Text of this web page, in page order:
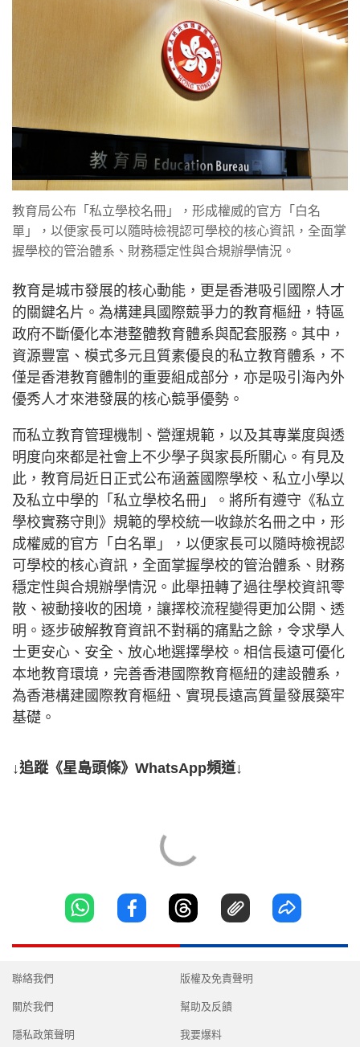
教育局公布「私立學校名冊」，形成權威的官方「白名
單」，以便家長可以隨時檢視認可學校的核心資訊，全面掌
握學校的管治體系、財務穩定性與合規辦學情況。
教育是城市發展的核心動能，更是香港吸引國際人才
的關鍵名片。為構建具國際競爭力的教育樞紐，特區
政府不斷優化本港整體教育體系與配套服務。其中，
資源豐富、模式多元且質素優良的私立教育體系，不
僅是香港教育體制的重要組成部分，亦是吸引海內外
優秀人才來港發展的核心競爭優勢。
而私立教育管理機制、營運規範，以及其專業度與透
明度向來都是社會上不少學子與家長所關心。有見及
此，教育局近日正式公布涵蓋國際學校、私立小學以
及私立中學的「私立學校名冊」。將所有遵守《私立
學校實務守則》規範的學校統一收錄於名冊之中，形
成權威的官方「白名單」，以便家長可以隨時檢視認
可學校的核心資訊，全面掌握學校的管治體系、財務
穩定性與合規辦學情況。此舉扭轉了過往學校資訊零
散、被動接收的困境，讓擇校流程變得更加公開、透
明。逐步破解教育資訊不對稱的痛點之餘，令求學人
士更安心、安全、放心地選擇學校。相信長遠可優化
本地教育環境，完善香港國際教育樞紐的建設體系，
為香港構建國際教育樞紐、實現長遠高質量發展築牢
基礎。
↓追蹤《星島頭條》WhatsApp頻道↓
聯絡我們
關於我們
隱私政策聲明
版權及免責聲明
幫助及反饋
我要爆料